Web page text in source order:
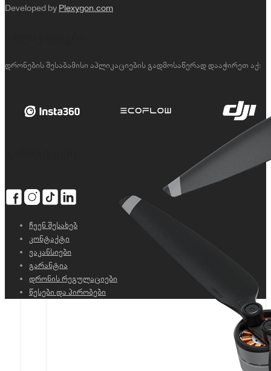
Developed by Plexygon.com
დრონების შესაბამისი აპლიკაციების გადმოსაწერად დააჭირეთ აქ:
ჩვენ შესახებ
კონტაქტი
ვაკანსიები
გარანტია
დრონის რეგულაციები
წესები და პირობები